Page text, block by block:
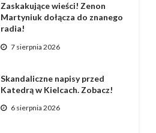
Zaskakujące wieści! Zenon
Martyniuk dołącza do znanego
radia!
7 sierpnia 2026
Skandaliczne napisy przed
Katedrą w Kielcach. Zobacz!
6 sierpnia 2026